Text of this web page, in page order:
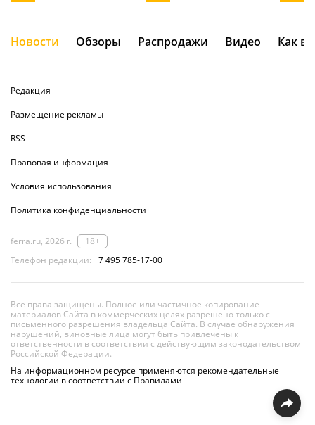
Новости Обзоры Распродажи Видео Как
Редакция
Размещение рекламы
RSS
Правовая информация
Условия использования
Политика конфиденциальности
ferra.ru, 2026 г.
18+
Телефон редакции: +7 495 785-17-00
Все права защищены. Полное или частичное копирование
материалов Сайта в коммерческих целях разрешено только с
письменного разрешения владельца Сайта. В случае обнаружения
нарушений, виновные лица могут быть привлечены к
ответственности в соответствии с действующим законодательством
Российской Федерации.
На информационном ресурсе применяются рекомендательные
технологии в соответствии с Правилами